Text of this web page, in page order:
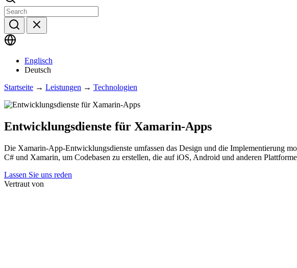
Englisch
Deutsch
Startseite → Leistungen → Technologien
Entwicklungs­dienste für Xamarin-Apps
Die Xamarin-App-Entwicklungsdienste umfassen das Design und die Implementierung
C# und Xamarin, um Codebasen zu erstellen, die auf iOS, Android und anderen
Lassen Sie uns reden
Vertraut von